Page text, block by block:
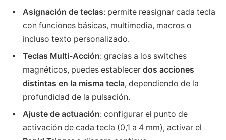
Asignación de teclas: permite reasignar cada tecla
con funciones básicas, multimedia, macros o
incluso texto personalizado.
Teclas Multi-Acción: gracias a los switches
magnéticos, puedes establecer dos acciones
distintas en la misma tecla, dependiendo de la
profundidad de la pulsación.
Ajuste de actuación: configurar el punto de
activación de cada tecla (0,1 a 4 mm), activar el